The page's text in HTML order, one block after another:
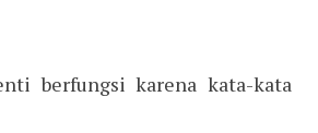
berfungsi karena kata-kata